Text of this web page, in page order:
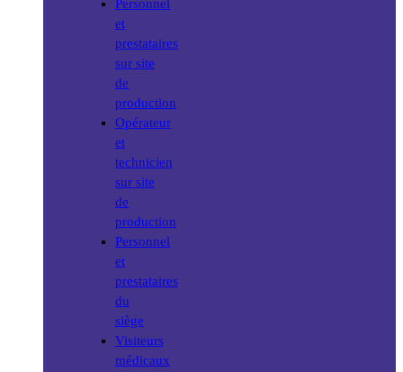
Personnel
et
prestataires
sur site
de
production
Opérateur
et
technicien
sur site
de
production
Personnel
et
prestataires
du
siège
Visiteurs
médicaux